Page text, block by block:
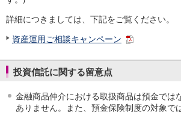
資産運用
投資信託TOP
投信つみたて
NISA
金銭信託
取扱商品一覧
iDeCo・国民年金基金
詳細につきましては、下記をご覧ください。
資産運用ご相談キャンペーン
投資信託に関する留意点
金融商品仲介における取扱商品は預金では
ありません。また、預金保険制度の対象で